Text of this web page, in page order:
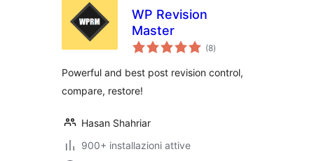
WP Revision
Master
(8valutazioni
totali
)
Powerful and best post revision control,
compare, restore!
Hasan Shahriar
900+ installazioni attive